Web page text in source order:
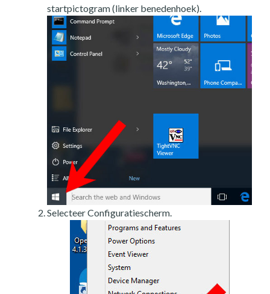
startpictogram (linker benedenhoek).
Selecteer Configuratiescherm.